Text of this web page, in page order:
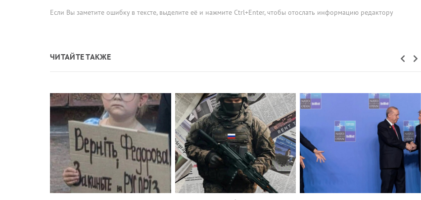
Если Вы заметите ошибку в тексте, выделите её и нажмите Ctrl+Enter, чтобы отослать информацию редактору
ЧИТАЙТЕ ТАКЖЕ